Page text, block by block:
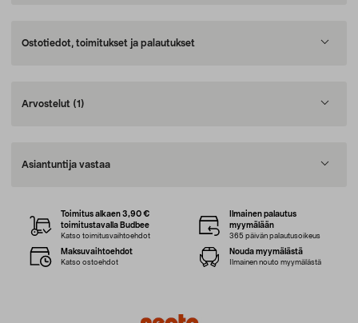
Ostotiedot, toimitukset ja palautukset
Arvostelut (1)
Asiantuntija vastaa
Toimitus alkaen 3,90 €
toimitustavalla Budbee
Katso toimitusvaihtoehdot
Ilmainen palautus
myymälään
365 päivän palautusoikeus
Maksuvaihtoehdot
Katso ostoehdot
Nouda myymälästä
Ilmainen nouto myymälästä